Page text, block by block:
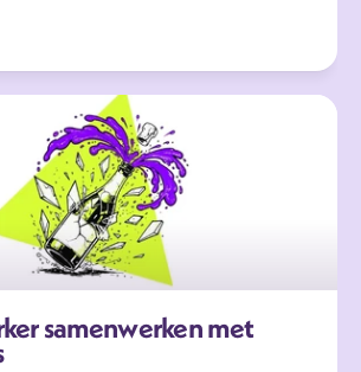
samenwerken met